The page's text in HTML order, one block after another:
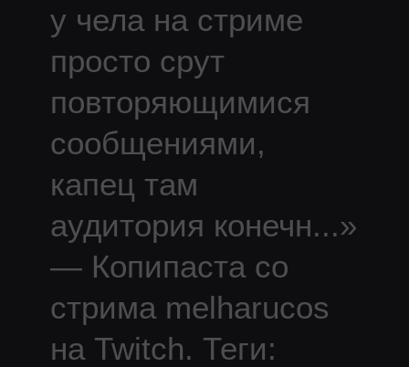
у чела на стриме
просто срут
повторяющимися
сообщениями,
капец там
аудитория конечн...»
— Копипаста со
стрима melharucos
на Twitch. Теги: